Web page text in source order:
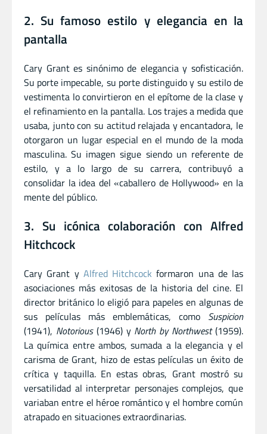
2. Su famoso estilo y elegancia en la
pantalla
Cary Grant es sinónimo de elegancia y sofisticación.
Su porte impecable, su porte distinguido y su estilo de
vestimenta lo convirtieron en el epítome de la clase y
el refinamiento en la pantalla. Los trajes a medida que
usaba, junto con su actitud relajada y encantadora, le
otorgaron un lugar especial en el mundo de la moda
masculina. Su imagen sigue siendo un referente de
estilo, y a lo largo de su carrera, contribuyó a
consolidar la idea del «caballero de Hollywood» en la
mente del público.
3. Su icónica colaboración con Alfred
Hitchcock
Cary Grant y Alfred Hitchcock formaron una de las
asociaciones más exitosas de la historia del cine. El
director británico lo eligió para papeles en algunas de
sus películas más emblemáticas, como Suspicion
(1941), Notorious(1946) y North by Northwest(1959).
La química entre ambos, sumada a la elegancia y el
carisma de Grant, hizo de estas películas un éxito de
crítica y taquilla. En estas obras, Grant mostró su
versatilidad al interpretar personajes complejos, que
variaban entre el héroe romántico y el hombre común
atrapado en situaciones extraordinarias.